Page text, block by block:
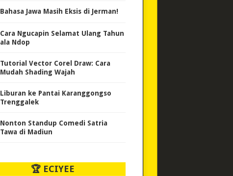
Bahasa Jawa Masih Eksis di Jerman!
Cara Ngucapin Selamat Ulang Tahun
ala Ndop
Tutorial Vector Corel Draw: Cara
Mudah Shading Wajah
Liburan ke Pantai Karanggongso
Trenggalek
Nonton Standup Comedi Satria
Tawa di Madiun
🏆 ECIYEE